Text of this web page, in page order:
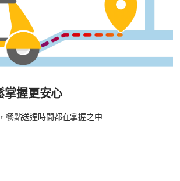
掌握更安心
餐點送達時間都在掌握之中